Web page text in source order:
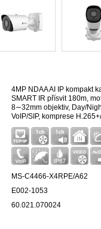
4MP NDAA AI IP kompakt
SMART IR přísvit 180m,
8∼32mm objektiv, Day/
VoIP/SIP, komprese
Super WDR 140dB,
v ceně, PoE, časosběrná
SD/SDHC, krytí IP65,
osý stěnový držák,
MS-C4466-X4RPE/A62
E002-1053
60.021.070024